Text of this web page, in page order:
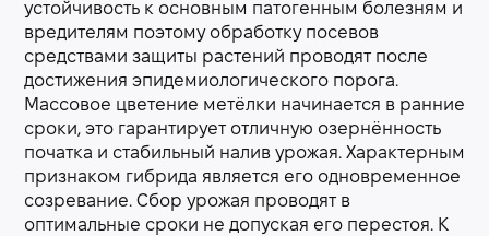
устойчивость к основным патогенным болезням и
вредителям поэтому обработку посевов
средствами защиты растений проводят после
достижения эпидемиологического порога.
Массовое цветение метёлки начинается в ранние
сроки, это гарантирует отличную озернённость
початка и стабильный налив урожая. Характерным
признаком гибрида является его одновременное
созревание. Сбор урожая проводят в
оптимальные сроки не допуская его перестоя. К